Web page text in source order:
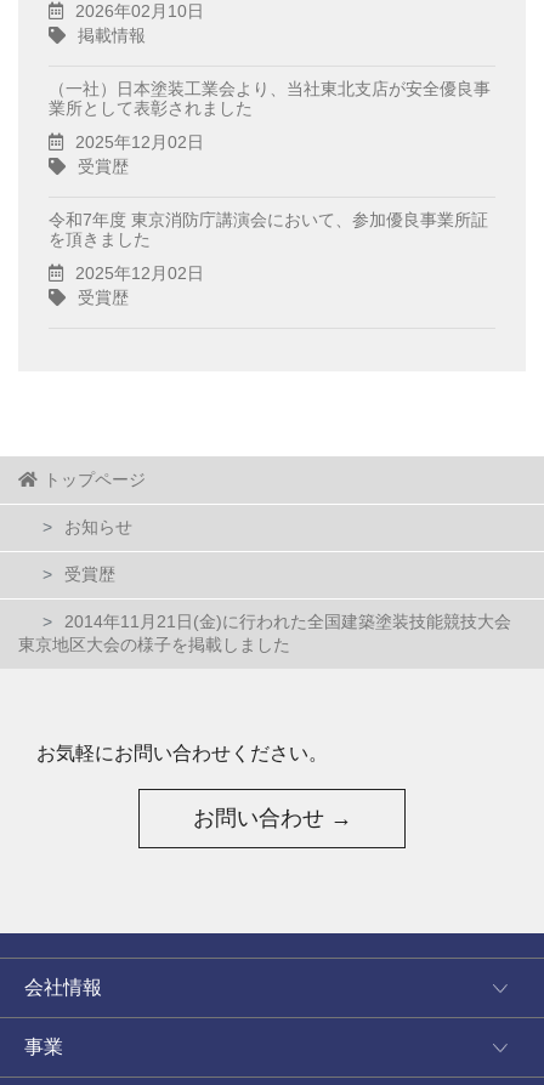
2026年02月10日
掲載情報
（一社）日本塗装工業会より、当社東北支店が安全優良事
業所として表彰されました
2025年12月02日
受賞歴
令和7年度 東京消防庁講演会において、参加優良事業所証
を頂きました
2025年12月02日
受賞歴
トップページ
お知らせ
受賞歴
2014年11月21日(金)に行われた全国建築塗装技能競技大会
東京地区大会の様子を掲載しました
お気軽にお問い合わせください。
お問い合わせ →
会社情報
事業